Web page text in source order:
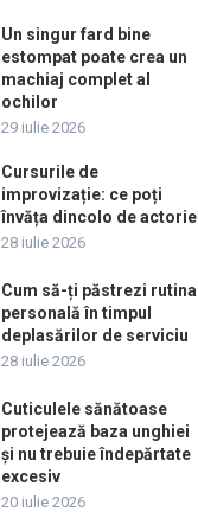
Un singur fard bine
estompat poate crea un
machiaj complet al
ochilor
29 iulie 2026
Cursurile de
improvizație: ce poți
învăța dincolo de actorie
28 iulie 2026
Cum să-ți păstrezi rutina
personală în timpul
deplasărilor de serviciu
28 iulie 2026
Cuticulele sănătoase
protejează baza unghiei
și nu trebuie îndepărtate
excesiv
20 iulie 2026